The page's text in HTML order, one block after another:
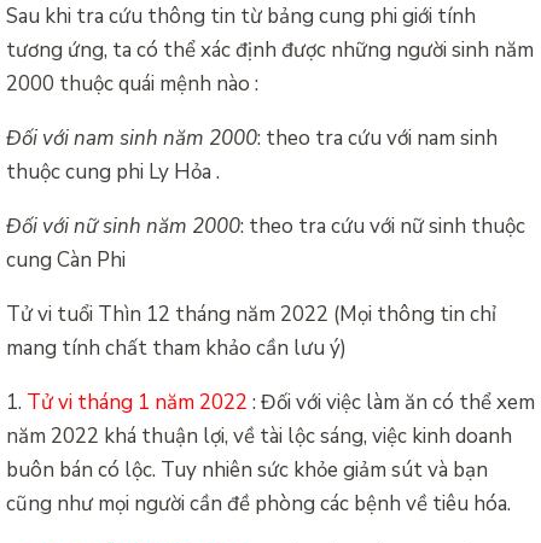
Sau khi tra cứu thông tin từ bảng cung phi giới tính
tương ứng, ta có thể xác định được những người sinh năm
2000 thuộc quái mệnh nào :
Đối với nam sinh năm 2000: theo tra cứu với nam sinh
thuộc cung phi Ly Hỏa .
Đối với nữ sinh năm 2000: theo tra cứu với nữ sinh thuộc
cung Càn Phi
Tử vi tuổi Thìn 12 tháng năm 2022 (Mọi thông tin chỉ
mang tính chất tham khảo cần lưu ý)
1. Tử vi tháng 1 năm 2022 : Đối với việc làm ăn có thể xem
năm 2022 khá thuận lợi, về tài lộc sáng, việc kinh doanh
buôn bán có lộc. Tuy nhiên sức khỏe giảm sút và bạn
cũng như mọi người cần đề phòng các bệnh về tiêu hóa.